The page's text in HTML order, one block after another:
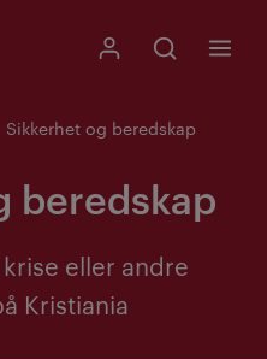
Mitt Kristiania
Åpne søk
Søk
Meny
Sikkerhet og beredskap
beredskap
eller andre
Kristiania